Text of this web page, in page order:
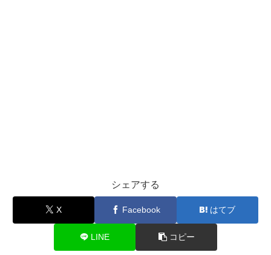
シェアする
X Facebook はてブ
LINE コピー